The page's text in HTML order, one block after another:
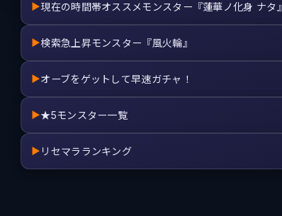
▶現在の時間帯オススメモンスター『蓮華ノ化身 ナタ』
▶検索急上昇モンスター『風火輪』
▶オーブをゲットして早速ガチャ！
▶★5モンスター一覧
▶ リセマラランキング